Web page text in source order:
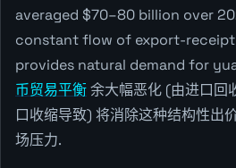
averaged $70–80 billion over
constant flow of export-
provides natural demand for
币贸易平衡余大幅恶化 (由进口回
口收缩导致) 将消除这种结构性出
场压力.